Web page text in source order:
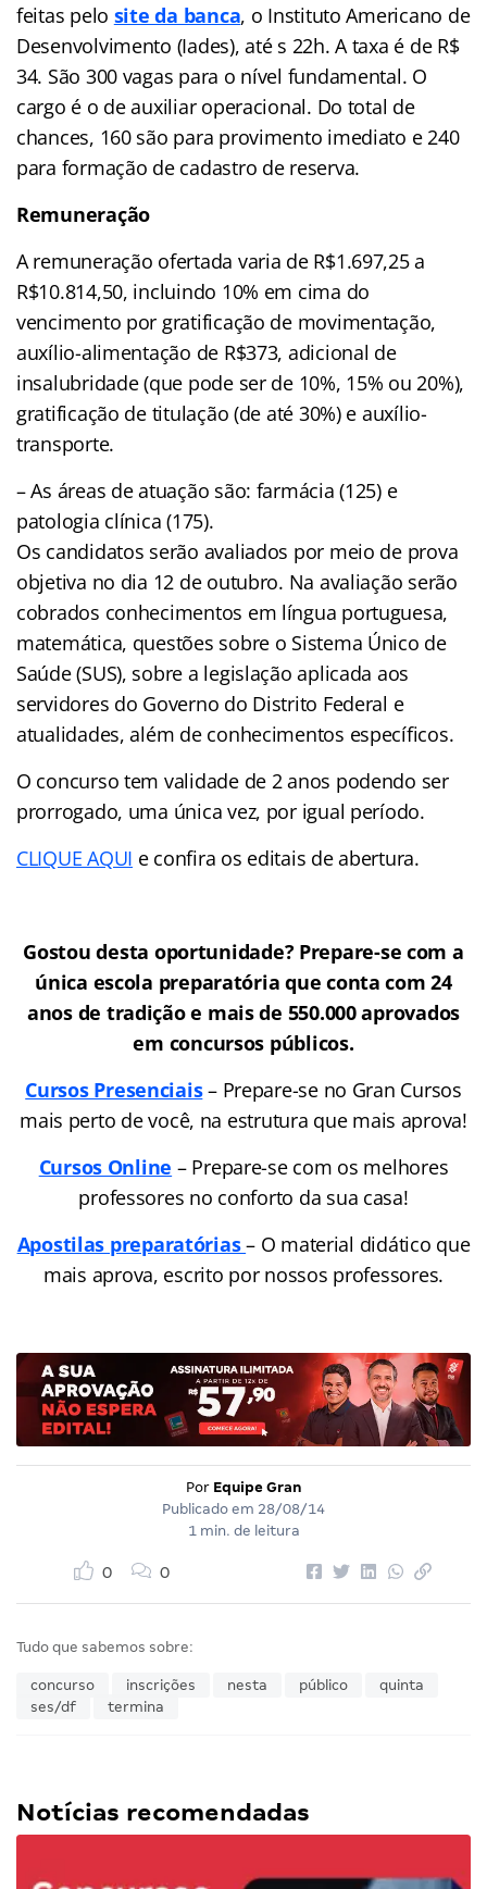
feitas pelo site da banca, o Instituto Americano de
Desenvolvimento (Iades), até s 22h. A taxa é de R$
34. São 300 vagas para o nível fundamental. O
cargo é o de auxiliar operacional. Do total de
chances, 160 são para provimento imediato e 240
para formação de cadastro de reserva.
Remuneração
A remuneração ofertada varia de R$1.697,25 a
R$10.814,50, incluindo 10% em cima do
vencimento por gratificação de movimentação,
auxílio-alimentação de R$373, adicional de
insalubridade (que pode ser de 10%, 15% ou 20%),
gratificação de titulação (de até 30%) e auxílio-
transporte.
– As áreas de atuação são: farmácia (125) e
patologia clínica (175).
Os candidatos serão avaliados por meio de prova
objetiva no dia 12 de outubro. Na avaliação serão
cobrados conhecimentos em língua portuguesa,
matemática, questões sobre o Sistema Único de
Saúde (SUS), sobre a legislação aplicada aos
servidores do Governo do Distrito Federal e
atualidades, além de conhecimentos específicos.
O concurso tem validade de 2 anos podendo ser
prorrogado, uma única vez, por igual período.
CLIQUE AQUI e confira os editais de abertura.
Gostou desta oportunidade? Prepare-se com a
única escola preparatória que conta com 24
anos de tradição e mais de 550.000 aprovados
em concursos públicos.
Cursos Presenciais– Prepare-se no Gran Cursos
mais perto de você, na estrutura que mais aprova!
Cursos Online – Prepare-se com os melhores
professores no conforto da sua casa!
Apostilas preparatórias– O material didático que
mais aprova, escrito por nossos professores.
Por Equipe Gran
Publicado em 28/08/14
1 min. de leitura
0 0
Tudo que sabemos sobre:
concurso inscrições nesta público
quinta
ses/df
termina
Notícias recomendadas